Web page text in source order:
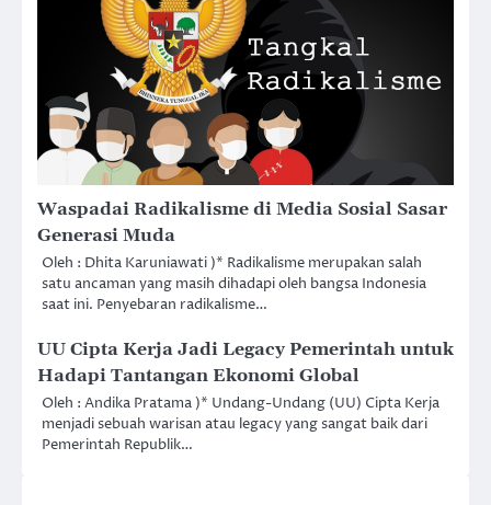
Waspadai Radikalisme di Media Sosial Sasar
Generasi Muda
Oleh : Dhita Karuniawati )* Radikalisme merupakan salah
satu ancaman yang masih dihadapi oleh bangsa Indonesia
saat ini. Penyebaran radikalisme…
UU Cipta Kerja Jadi Legacy Pemerintah untuk
Hadapi Tantangan Ekonomi Global
Oleh : Andika Pratama )* Undang-Undang (UU) Cipta Kerja
menjadi sebuah warisan atau legacy yang sangat baik dari
Pemerintah Republik…